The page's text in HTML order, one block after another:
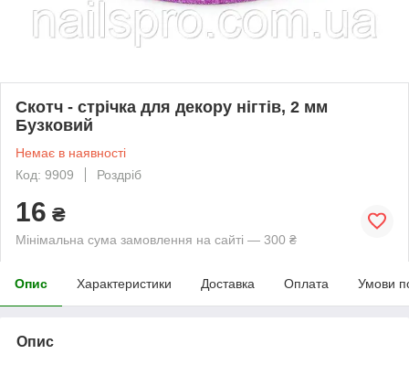
Скотч - стрічка для декору нігтів, 2 мм
Бузковий
Немає в наявності
Код: 9909
Роздріб
16 ₴
Мінімальна сума замовлення на сайті — 300 ₴
Опис Характеристики Доставка Оплата Умови
Опис